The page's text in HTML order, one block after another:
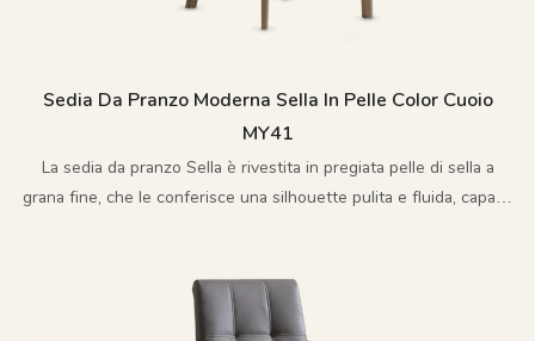
Sedia Da Pranzo Moderna Sella In Pelle Color Cuoio
MY41
La sedia da pranzo Sella è rivestita in pregiata pelle di sella a
grana fine, che le conferisce una silhouette pulita e fluida, capace